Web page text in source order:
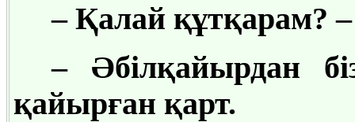
– Қалай құтқарам?
– Әбілқайырдан
қайырған қарт.